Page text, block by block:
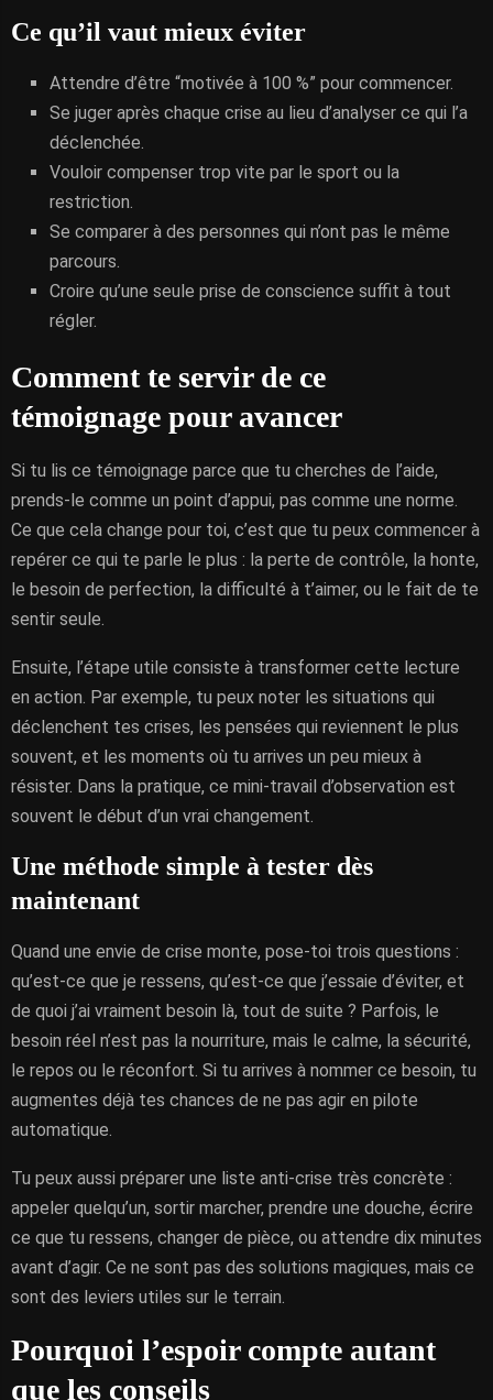
Ce qu’il vaut mieux éviter
Attendre d’être “motivée à 100 %” pour commencer.
Se juger après chaque crise au lieu d’analyser ce qui l’a
déclenchée.
Vouloir compenser trop vite par le sport ou la
restriction.
Se comparer à des personnes qui n’ont pas le même
parcours.
Croire qu’une seule prise de conscience suffit à tout
régler.
Comment te servir de ce
témoignage pour avancer
Si tu lis ce témoignage parce que tu cherches de l’aide,
prends-le comme un point d’appui, pas comme une norme.
Ce que cela change pour toi, c’est que tu peux commencer à
repérer ce qui te parle le plus : la perte de contrôle, la honte,
le besoin de perfection, la difficulté à t’aimer, ou le fait de te
sentir seule.
Ensuite, l’étape utile consiste à transformer cette lecture
en action. Par exemple, tu peux noter les situations qui
déclenchent tes crises, les pensées qui reviennent le plus
souvent, et les moments où tu arrives un peu mieux à
résister. Dans la pratique, ce mini-travail d’observation est
souvent le début d’un vrai changement.
Une méthode simple à tester dès
maintenant
Quand une envie de crise monte, pose-toi trois questions :
qu’est-ce que je ressens, qu’est-ce que j’essaie d’éviter, et
de quoi j’ai vraiment besoin là, tout de suite ? Parfois, le
besoin réel n’est pas la nourriture, mais le calme, la sécurité,
le repos ou le réconfort. Si tu arrives à nommer ce besoin, tu
augmentes déjà tes chances de ne pas agir en pilote
automatique.
Tu peux aussi préparer une liste anti-crise très concrète :
appeler quelqu’un, sortir marcher, prendre une douche, écrire
ce que tu ressens, changer de pièce, ou attendre dix minutes
avant d’agir. Ce ne sont pas des solutions magiques, mais ce
sont des leviers utiles sur le terrain.
Pourquoi l’espoir compte autant
que les conseils